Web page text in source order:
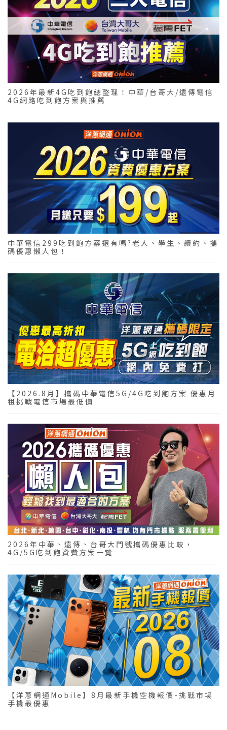
2026年最新4G吃到飽總整理！中華/台哥大/遠傳電信
4G網路吃到飽方案與推薦
中華電信299吃到飽方案還有嗎?老人、學生、續約、攜
碼優惠懶人包！
【2026.8月】攜碼中華電信5G/4G吃到飽方案 優惠月
租挑戰電信市場最低價
2026年中華、遠傳、台哥大門號攜碼優惠比較，
4G/5G吃到飽資費方案一覽
【洋蔥網通Mobile】8月最新手機空機報價-挑戰市場
手機最優惠